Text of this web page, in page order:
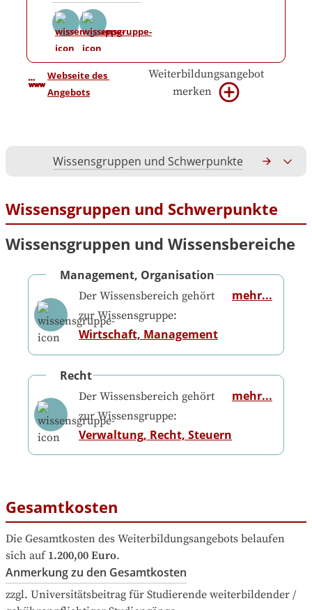
Webseite des
Angebots
Weiterbildungsangebot
merken
Wissensgruppen und Schwerpunkte
Wissensgruppen und Schwerpunkte
Wissensgruppen und Wissensbereiche
Management, Organisation
Der Wissensbereich gehört
zur Wissensgruppe:
Wirtschaft, Management
mehr...
Recht
Der Wissensbereich gehört
zur Wissensgruppe:
Verwaltung, Recht, Steuern
mehr...
Gesamtkosten
Die Gesamtkosten des Weiterbildungsangebots belaufen
sich auf 1.200,00 Euro.
Anmerkung zu den Gesamtkosten
zzgl. Universitätsbeitrag für Studierende weiterbildender /